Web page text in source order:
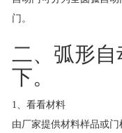
门。
二、弧形
下。
1、看看材料
由厂家提供材料样品或